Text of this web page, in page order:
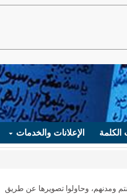
الإعلانات والخدمات
ومدنهم، وحاولوا تصويرها عن طريق